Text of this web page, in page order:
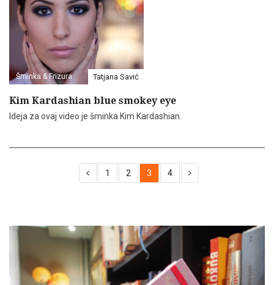
Šminka & Frizura Tatjana Savić
Kim Kardashian blue smokey eye
Ideja za ovaj video je šminka Kim Kardashian.
1 2 3 4